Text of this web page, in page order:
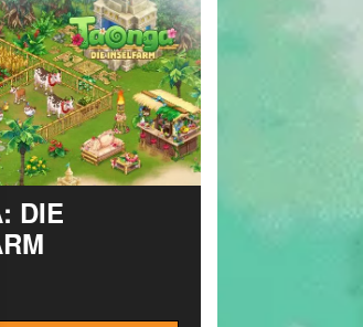
DIE